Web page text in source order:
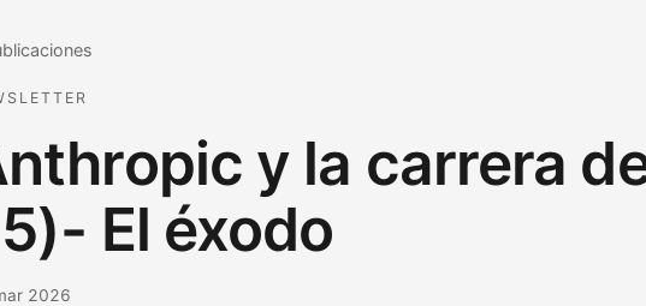
y la carrera
El éxodo
2026